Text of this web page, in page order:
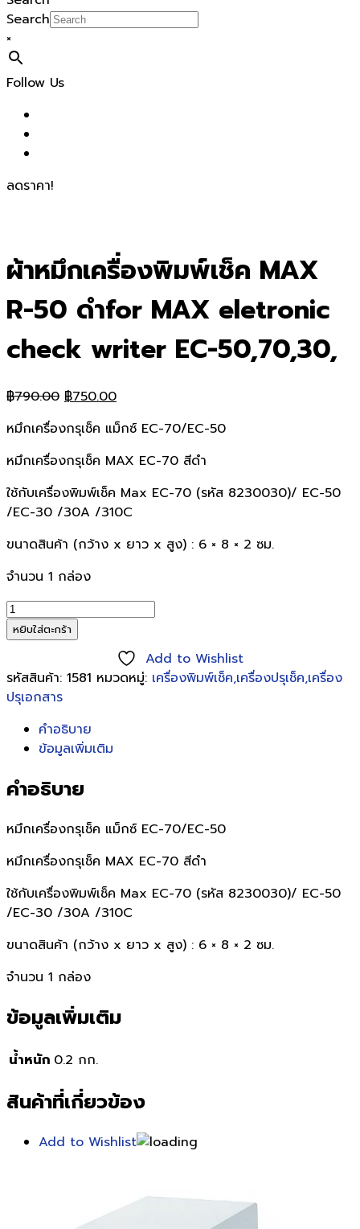
Search
×
Follow Us
ลดราคา!
ผ้าหมึกเครื่องพิมพ์เช็ค MAX
R-50 ดำfor MAX eletronic
check writer EC-50,70,30,
฿790.00 Original
was:
฿790.00.
฿750.00Current
is:
฿750.00.
หมึกเครื่องกรุเช็ค แม็กซ์ EC-70/EC-50
หมึกเครื่องกรุเช็ค MAX EC-70 สีดำ
ใช้กับเครื่องพิมพ์เช็ค Max EC-70 (รหัส 8230030)/ EC-50
/EC-30 /30A /310C
ขนาดสินค้า (กว้าง x ยาว x สูง) : 6 × 8 × 2 ซม.
จำนวน 1 กล่อง
จำนวน
ผ้า
หมึก
เช็ค
MAX
MAX
eletronic
check
writer
EC-
ชิ้น
หยิบใส่ตะกร้า
Add to Wishlist
รหัสสินค้า: 1581 หมวดหมู่: เครื่องพิมพ์เช็ค,เครื่องปรุเช็ค,เครื่อง
ปรุเอกสาร
คำอธิบาย
ข้อมูลเพิ่มเติม
คำอธิบาย
หมึกเครื่องกรุเช็ค แม็กซ์ EC-70/EC-50
หมึกเครื่องกรุเช็ค MAX EC-70 สีดำ
ใช้กับเครื่องพิมพ์เช็ค Max EC-70 (รหัส 8230030)/ EC-50
/EC-30 /30A /310C
ขนาดสินค้า (กว้าง x ยาว x สูง) : 6 × 8 × 2 ซม.
จำนวน 1 กล่อง
ข้อมูลเพิ่มเติม
น้ำหนัก 0.2 กก.
สินค้าที่เกี่ยวข้อง
Add to Wishlist